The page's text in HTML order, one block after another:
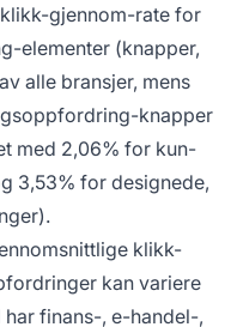
gjennom-rate for
elementer (knapper,
alle bransjer, mens
knapper
med 2,06% for kun-
3,53% for designede,
klikk-
kan variere
finans-, e-handel-,